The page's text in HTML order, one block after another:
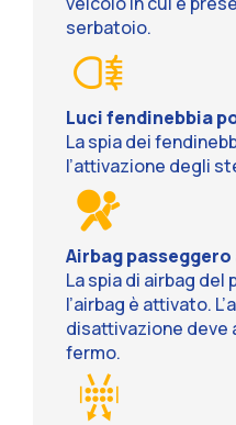
serbatoio.
Luci fendinebbia
La spia dei
l’attivazione degli
Airbag
La spia di airbag
l’airbag è attivato.
disattivazione deve
fermo.